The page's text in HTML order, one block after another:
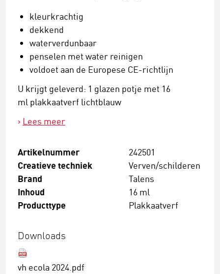
kleurkrachtig
dekkend
waterverdunbaar
penselen met water reinigen
voldoet aan de Europese CE-richtlijn
U krijgt geleverd: 1 glazen potje met 16
ml plakkaatverf lichtblauw
Lees meer
Artikelnummer 242501
Creatieve techniek Verven/schilderen
Brand Talens
Inhoud 16 ml
Producttype Plakkaatverf
Downloads
vh ecola 2024.pdf